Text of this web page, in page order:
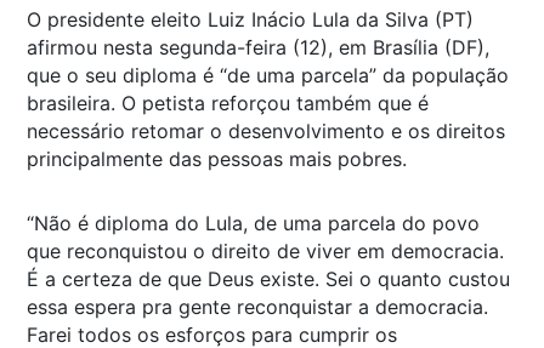
O presidente eleito Luiz Inácio Lula da Silva (PT)
afirmou nesta segunda-feira (12), em Brasília (DF),
que o seu diploma é “de uma parcela” da população
brasileira. O petista reforçou também que é
necessário retomar o desenvolvimento e os direitos
principalmente das pessoas mais pobres.
“Não é diploma do Lula, de uma parcela do povo
que reconquistou o direito de viver em democracia.
É a certeza de que Deus existe. Sei o quanto custou
essa espera pra gente reconquistar a democracia.
Farei todos os esforços para cumprir os